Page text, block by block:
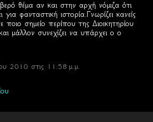
θέμα αν και στην αρχή νόμιζα ότι
για φανταστική ιστορία.Γνωρίζει κανείς
ποιο σημείο περίπου της Διοικητηρίου
μάλλον συνεχίζει να υπάρχει ο ο
2010 στις 11:58 μ.μ.